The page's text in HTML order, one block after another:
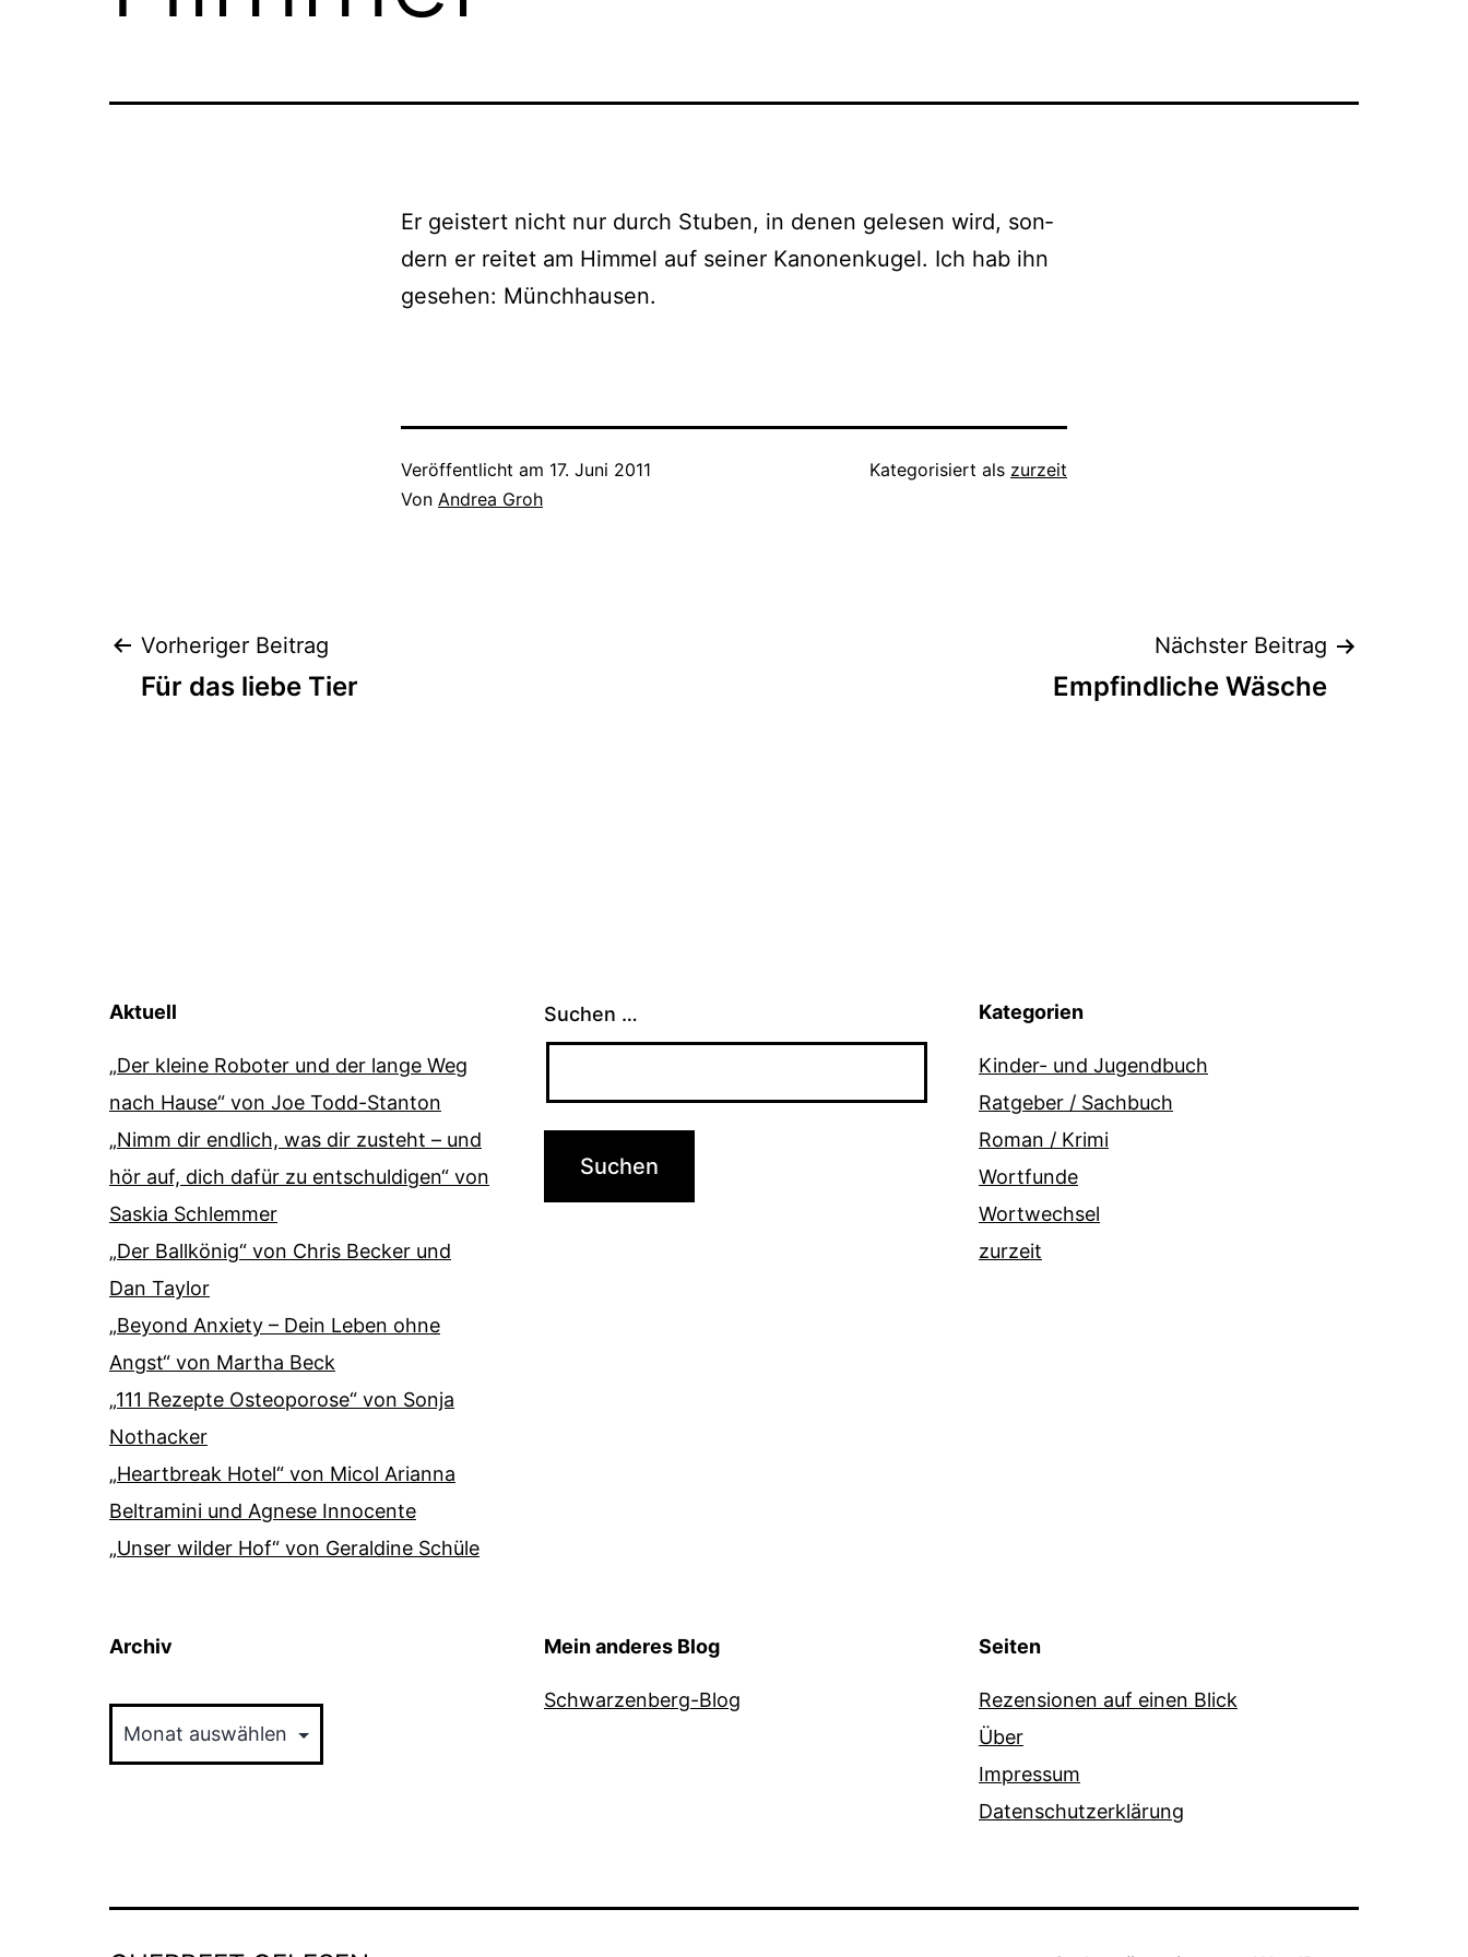
Er geis­tert nicht nur durch Stuben, in denen gele­sen wird, son­
dern er rei­tet am Himmel auf sei­ner Kanonenkugel. Ich hab ihn
gese­hen: Münchhausen.
Veröffentlicht am 17. Juni 2011
Von Andrea Groh
Kategorisiert als zurzeit
Beitragsnavigation
Vorheriger Beitrag
Für das liebe Tier
Nächster Beitrag
Empfindliche Wäsche
Aktuell
„Der kleine Roboter und der lange Weg
nach Hause“ von Joe Todd-Stanton
„Nimm dir endlich, was dir zusteht – und
hör auf, dich dafür zu entschuldigen“ von
Saskia Schlemmer
„Der Ballkönig“ von Chris Becker und
Dan Taylor
„Beyond Anxiety – Dein Leben ohne
Angst“ von Martha Beck
„111 Rezepte Osteoporose“ von Sonja
Nothacker
„Heartbreak Hotel“ von Micol Arianna
Beltramini und Agnese Innocente
„Unser wilder Hof“ von Geraldine Schüle
Suchen … Kategorien
Kinder- und Jugendbuch
Ratgeber / Sachbuch
Roman / Krimi
Wortfunde
Wortwechsel
zurzeit
Archiv Mein anderes Blog
Schwarzenberg-Blog
Seiten
Rezensionen auf einen Blick
Über
Impressum
Datenschutzerklärung